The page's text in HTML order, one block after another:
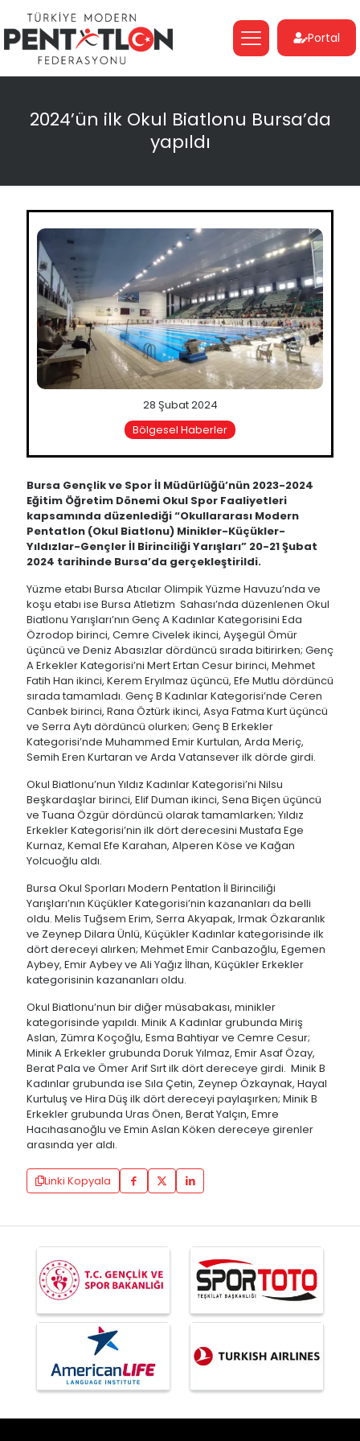
Portal
2024’ün ilk Okul Biatlonu Bursa’da
yapıldı
28 Şubat 2024
Bölgesel Haberler
Bursa Gençlik ve Spor İl Müdürlüğü’nün 2023-2024
Eğitim Öğretim Dönemi Okul Spor Faaliyetleri
kapsamında düzenlediği “Okullararası Modern
Pentatlon (Okul Biatlonu) Minikler-Küçükler-
Yıldızlar-Gençler İl Birinciliği Yarışları” 20-21 Şubat
2024 tarihinde Bursa’da gerçekleştirildi.
Yüzme etabı Bursa Atıcılar Olimpik Yüzme Havuzu’nda ve
koşu etabı ise Bursa Atletizm Sahası’nda düzenlenen Okul
Biatlonu Yarışları’nın Genç A Kadınlar Kategorisini Eda
Özrodop birinci, Cemre Civelek ikinci, Ayşegül Ömür
üçüncü ve Deniz Abasızlar dördüncü sırada bitirirken; Genç
A Erkekler Kategorisi’ni Mert Ertan Cesur birinci, Mehmet
Fatih Han ikinci, Kerem Eryılmaz üçüncü, Efe Mutlu dördüncü
sırada tamamladı. Genç B Kadınlar Kategorisi’nde Ceren
Canbek birinci, Rana Öztürk ikinci, Asya Fatma Kurt üçüncü
ve Serra Aytı dördüncü olurken; Genç B Erkekler
Kategorisi’nde Muhammed Emir Kurtulan, Arda Meriç,
Semih Eren Kurtaran ve Arda Vatansever ilk dörde girdi.
Okul Biatlonu’nun Yıldız Kadınlar Kategorisi’ni Nilsu
Beşkardaşlar birinci, Elif Duman ikinci, Sena Biçen üçüncü
ve Tuana Özgür dördüncü olarak tamamlarken; Yıldız
Erkekler Kategorisi’nin ilk dört derecesini Mustafa Ege
Kurnaz, Kemal Efe Karahan, Alperen Köse ve Kağan
Yolcuoğlu aldı.
Bursa Okul Sporları Modern Pentatlon İl Birinciliği
Yarışları’nın Küçükler Kategorisi’nin kazananları da belli
oldu. Melis Tuğsem Erim, Serra Akyapak, Irmak Özkaranlık
ve Zeynep Dilara Ünlü, Küçükler Kadınlar kategorisinde ilk
dört dereceyi alırken; Mehmet Emir Canbazoğlu, Egemen
Aybey, Emir Aybey ve Ali Yağız İlhan, Küçükler Erkekler
kategorisinin kazananları oldu.
Okul Biatlonu’nun bir diğer müsabakası, minikler
kategorisinde yapıldı. Minik A Kadınlar grubunda Miriş
Aslan, Zümra Koçoğlu, Esma Bahtiyar ve Cemre Cesur;
Minik A Erkekler grubunda Doruk Yılmaz, Emir Asaf Özay,
Berat Pala ve Ömer Arif Sırt ilk dört dereceye girdi. Minik B
Kadınlar grubunda ise Sıla Çetin, Zeynep Özkaynak, Hayal
Kurtuluş ve Hira Düş ilk dört dereceyi paylaşırken; Minik B
Erkekler grubunda Uras Önen, Berat Yalçın, Emre
Hacıhasanoğlu ve Emin Aslan Köken dereceye girenler
arasında yer aldı.
Linki Kopyala